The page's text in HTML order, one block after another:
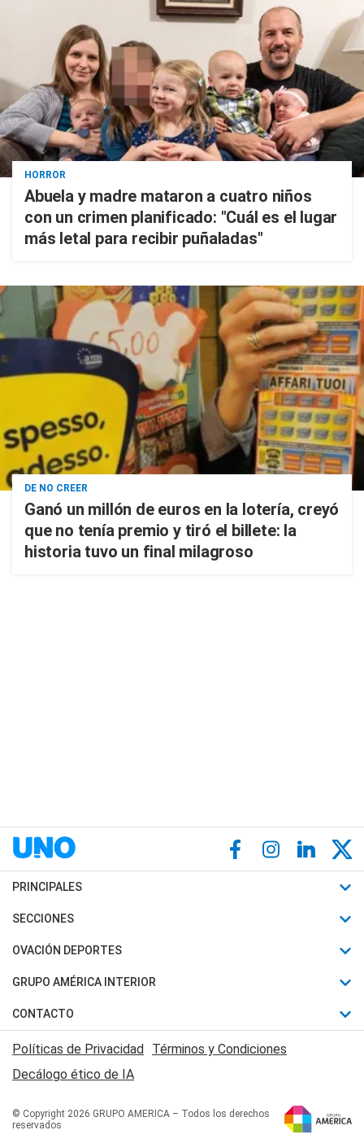
HORROR
Abuela y madre mataron a cuatro niños
con un crimen planificado: "Cuál es el lugar
más letal para recibir puñaladas"
DE NO CREER
Ganó un millón de euros en la lotería, creyó
que no tenía premio y tiró el billete: la
historia tuvo un final milagroso
PRINCIPALES
Últimas Noticias
Política
Judiciales
Economia
SECCIONES
Horóscopo
Motores
Trucos caseros
Series y Películas
Edictos y Solicitadas
OVACIÓN DEPORTES
Fútbol
Mundial
Automovilismo
Rugby
Básquet
GRUPO AMÉRICA INTERIOR
Canal 7 en Vivo
San Juan 8
CONTACTO
Acerca de Nosotros
Contactanos
Políticas de Privacidad Términos y Condiciones
Decálogo ético de IA
© Copyright 2026 GRUPO AMERICA – Todos los derechos
reservados